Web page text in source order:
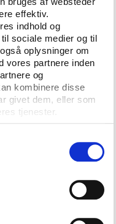
effektiv.
indhold og
sociale medier og til
oplysninger om
vores partnere inden
og
kombinere disse
givet dem, eller som
tjenester.
og på den
omkring NFL og